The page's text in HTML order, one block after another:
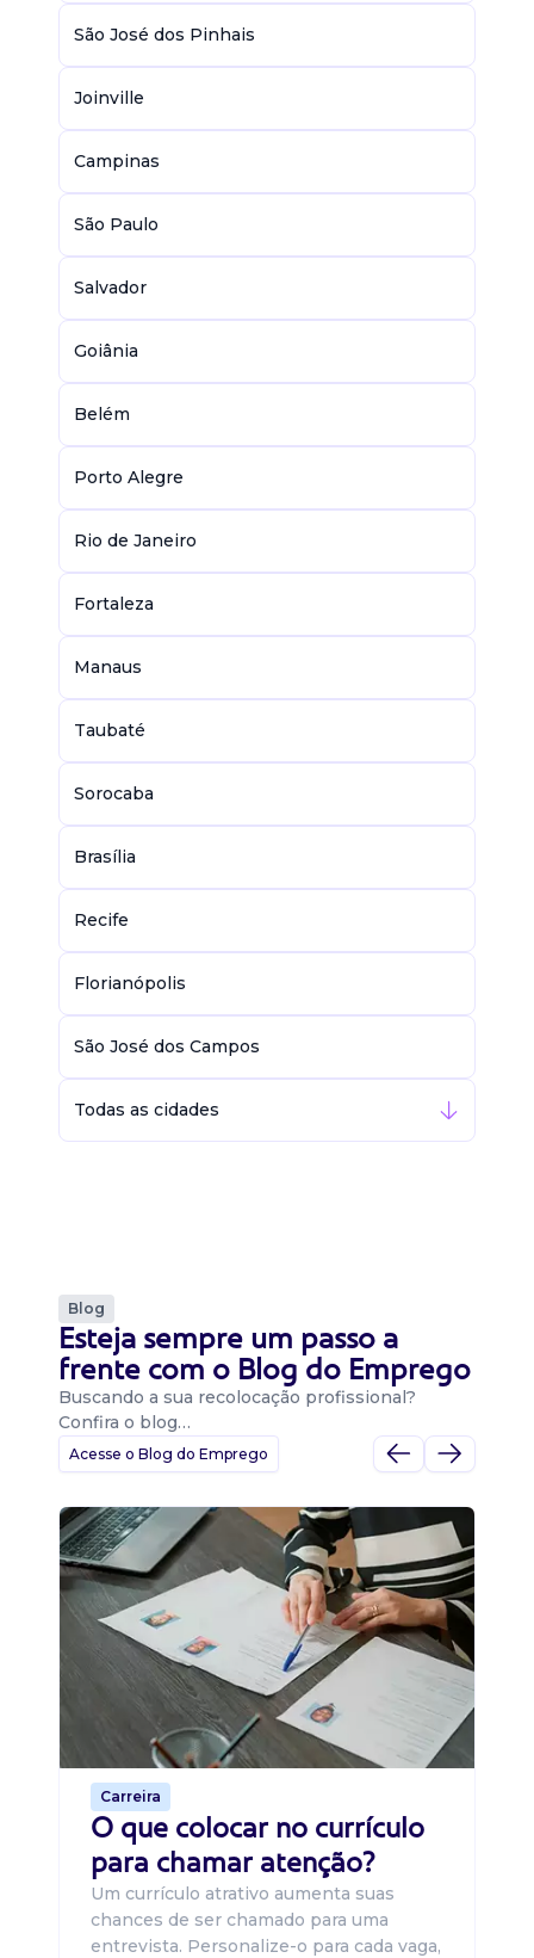
São José dos Pinhais
Joinville
Campinas
São Paulo
Salvador
Goiânia
Belém
Porto Alegre
Rio de Janeiro
Fortaleza
Manaus
Taubaté
Sorocaba
Brasília
Recife
Florianópolis
São José dos Campos
Todas as cidades
Blog
Esteja sempre um passo a
frente com o Blog do Emprego
Buscando a sua recolocação profissional?
Confira o blog…
Acesse o Blog do Emprego
Carreira
O que colocar no currículo
para chamar atenção?
Um currículo atrativo aumenta suas
chances de ser chamado para uma
entrevista. Personalize-o para cada vaga,